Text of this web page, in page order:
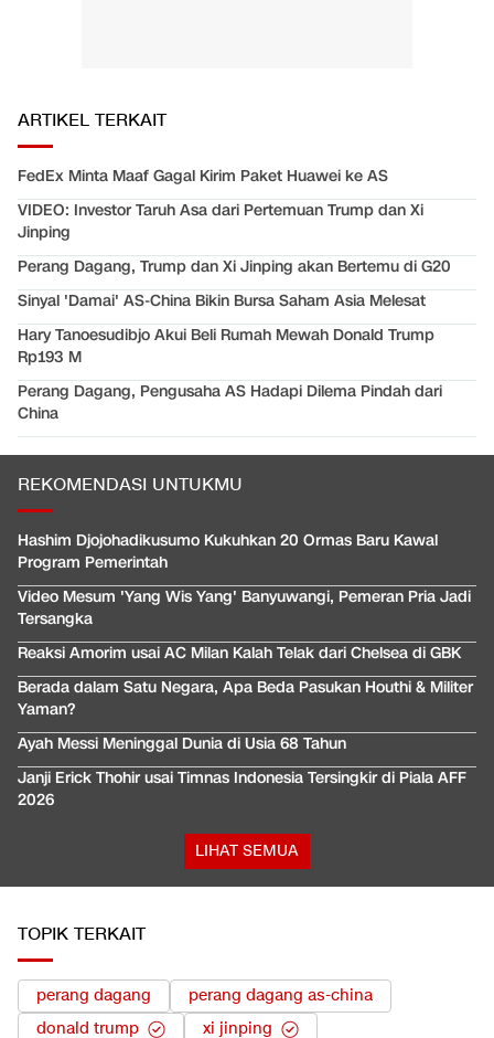
ARTIKEL TERKAIT
FedEx Minta Maaf Gagal Kirim Paket Huawei ke AS
VIDEO: Investor Taruh Asa dari Pertemuan Trump dan Xi
Jinping
Perang Dagang, Trump dan Xi Jinping akan Bertemu di G20
Sinyal 'Damai' AS-China Bikin Bursa Saham Asia Melesat
Hary Tanoesudibjo Akui Beli Rumah Mewah Donald Trump
Rp193 M
Perang Dagang, Pengusaha AS Hadapi Dilema Pindah dari
China
REKOMENDASI UNTUKMU
Hashim Djojohadikusumo Kukuhkan 20 Ormas Baru Kawal
Program Pemerintah
Video Mesum 'Yang Wis Yang' Banyuwangi, Pemeran Pria Jadi
Tersangka
Reaksi Amorim usai AC Milan Kalah Telak dari Chelsea di GBK
Berada dalam Satu Negara, Apa Beda Pasukan Houthi & Militer
Yaman?
Ayah Messi Meninggal Dunia di Usia 68 Tahun
Janji Erick Thohir usai Timnas Indonesia Tersingkir di Piala AFF
2026
LIHAT SEMUA
TOPIK TERKAIT
perang dagang
perang dagang as-china
donald trump
xi jinping